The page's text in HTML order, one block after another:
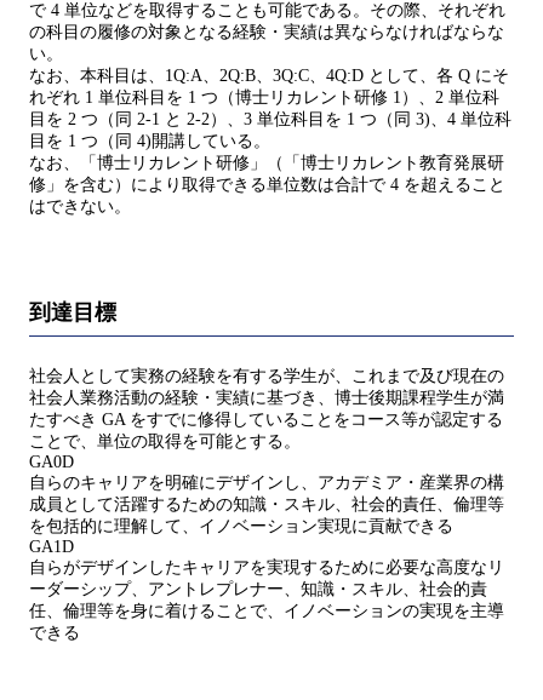
で 4 単位などを取得することも可能である。その際、それぞれ
の科目の履修の対象となる経験・実績は異ならなければならな
い。
なお、本科目は、1Q:A、2Q:B、3Q:C、4Q:D として、各 Q にそ
れぞれ 1 単位科目を 1 つ（博士リカレント研修 1）、2 単位科
目を 2 つ（同 2-1 と 2-2）、3 単位科目を 1 つ（同 3)、4 単位科
目を 1 つ（同 4)開講している。
なお、「博士リカレント研修」（「博士リカレント教育発展研
修」を含む）により取得できる単位数は合計で 4 を超えること
はできない。
到達目標
社会人として実務の経験を有する学生が、これまで及び現在の
社会人業務活動の経験・実績に基づき、博士後期課程学生が満
たすべき GA をすでに修得していることをコース等が認定する
ことで、単位の取得を可能とする。
GA0D
自らのキャリアを明確にデザインし、アカデミア・産業界の構
成員として活躍するための知識・スキル、社会的責任、倫理等
を包括的に理解して、イノベーション実現に貢献できる
GA1D
自らがデザインしたキャリアを実現するために必要な高度なリ
ーダーシップ、アントレプレナー、知識・スキル、社会的責
任、倫理等を身に着けることで、イノベーションの実現を主導
できる